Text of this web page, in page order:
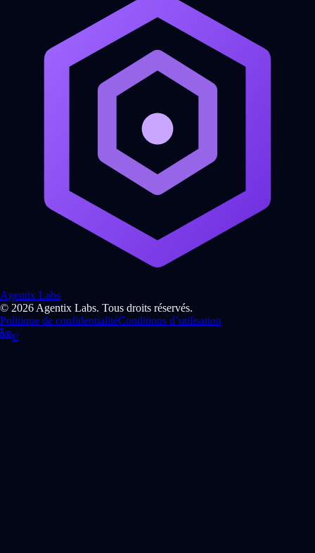
Agentix Labs
© 2026 Agentix Labs. Tous droits réservés.
Politique de confidentialitéConditions d’utilisation
r/